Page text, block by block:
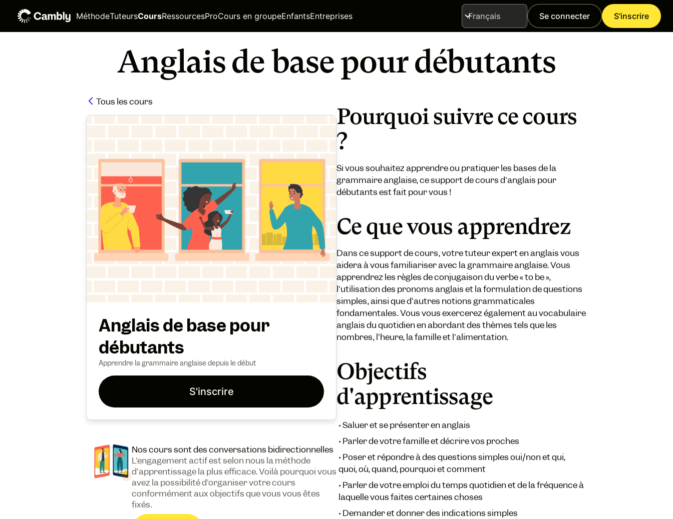
MéthodeTuteursCoursRessourcesProCours en groupeEnfantsEntreprises Langue Se connecter S'inscrire
Anglais de base pour débutants
Tous les cours
Anglais de base pour
débutants
Apprendre la grammaire anglaise depuis le début
S'inscrire
Nos cours sont des conversations bidirectionnelles
L'engagement actif est selon nous la méthode
d'apprentissage la plus efficace. Voilà pourquoi vous
avez la possibilité d'organiser votre cours
conformément aux objectifs que vous vous êtes
fixés.
Pourquoi suivre ce cours
?
Si vous souhaitez apprendre ou pratiquer les bases de la
grammaire anglaise, ce support de cours d'anglais pour
débutants est fait pour vous !
Ce que vous apprendrez
Dans ce support de cours, votre tuteur expert en anglais vous
aidera à vous familiariser avec la grammaire anglaise. Vous
apprendrez les règles de conjugaison du verbe « to be »,
l'utilisation des pronoms anglais et la formulation de questions
simples, ainsi que d'autres notions grammaticales
fondamentales. Vous vous exercerez également au vocabulaire
anglais du quotidien en abordant des thèmes tels que les
nombres, l'heure, la famille et l'alimentation.
Objectifs
d'apprentissage
•Saluer et se présenter en anglais
• Parler de votre famille et décrire vos proches
• Poser et répondre à des questions simples oui/non et qui,
quoi, où, quand, pourquoi et comment
• Parler de votre emploi du temps quotidien et de la fréquence à
laquelle vous faites certaines choses
• Demander et donner des indications simples